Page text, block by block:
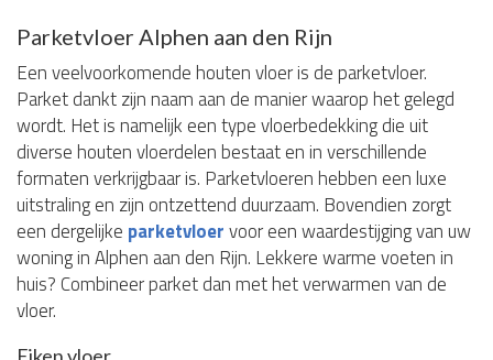
Parketvloer Alphen aan den Rijn
Een veelvoorkomende houten vloer is de parketvloer.
Parket dankt zijn naam aan de manier waarop het gelegd
wordt. Het is namelijk een type vloerbedekking die uit
diverse houten vloerdelen bestaat en in verschillende
formaten verkrijgbaar is. Parketvloeren hebben een luxe
uitstraling en zijn ontzettend duurzaam. Bovendien zorgt
een dergelijke parketvloervoor een waardestijging van uw
woning in Alphen aan den Rijn. Lekkere warme voeten in
huis? Combineer parket dan met het verwarmen van de
vloer.
Eiken vloer